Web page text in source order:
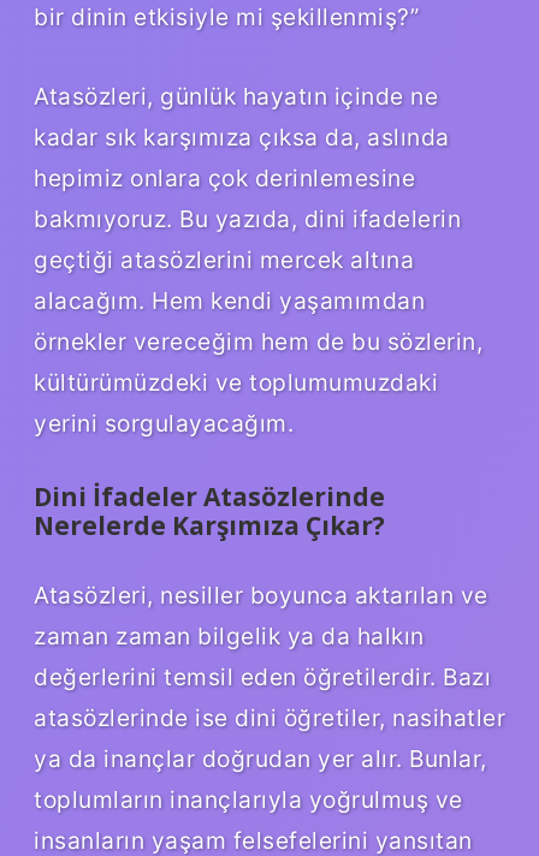
bir dinin etkisiyle mi şekillenmiş?”
Atasözleri, günlük hayatın içinde ne
kadar sık karşımıza çıksa da, aslında
hepimiz onlara çok derinlemesine
bakmıyoruz. Bu yazıda, dini ifadelerin
geçtiği atasözlerini mercek altına
alacağım. Hem kendi yaşamımdan
örnekler vereceğim hem de bu sözlerin,
kültürümüzdeki ve toplumumuzdaki
yerini sorgulayacağım.
Dini İfadeler Atasözlerinde
Nerelerde Karşımıza Çıkar?
Atasözleri, nesiller boyunca aktarılan ve
zaman zaman bilgelik ya da halkın
değerlerini temsil eden öğretilerdir. Bazı
atasözlerinde ise dini öğretiler, nasihatler
ya da inançlar doğrudan yer alır. Bunlar,
toplumların inançlarıyla yoğrulmuş ve
insanların yaşam felsefelerini yansıtan